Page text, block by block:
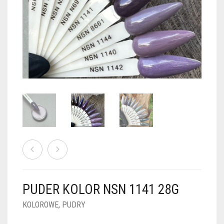
PUDRY BROKATOWE
PUDRY Z DROBINKAMI
PUDRY KOLOR PUR
PUDRY BUDUJĄCE
PUDRY DO FRENCH
PUDRY GALAXY
PUDRY SPARKLE
PUDRY TERMICZNE
PUDRY ŚWIECĄCE
FOIL DIP
PUDER KOLOR NSN 1141 28G
KOLOROWE, PUDRY